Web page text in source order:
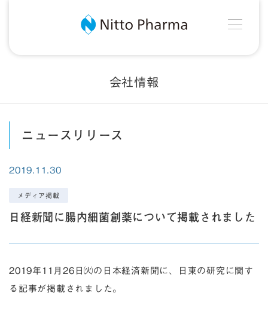
Nitto Pharma
会社情報
ニュースリリース
2019.11.30
メディア掲載
日経新聞に腸内細菌創薬について掲載されました
2019年11月26日㈫の日本経済新聞に、日東の研究に関す
る記事が掲載されました。